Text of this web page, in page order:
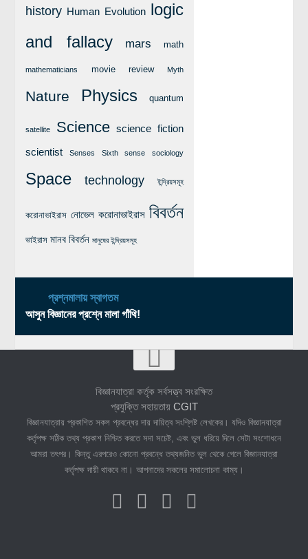
লজিক এবং ফ্যালাসি
রিভিউ (বই/মুভি/সিরিজ)
history Human Evolution logic
and fallacy
mars math
mathematicians movie review Myth
Nature Physics quantum
satellite Science science fiction
scientist Senses Sixth sense sociology
Space technology ইন্দ্রিয়সমূহ
করোনাভাইরাস নোভেল করোনাভাইরাস বিবর্তন
ভাইরাস মানব বিবর্তন মানুষের ইন্দ্রিয়সমূহ
প্রশ্নমালায় স্বাগতম
আসুন বিজ্ঞানের প্রশ্নে মালা গাঁথি!
বিজ্ঞানযাত্রা কর্তৃক সর্বসত্ত্ব সংরক্ষিত
প্রযুক্তি সহায়তায় CGIT
বিজ্ঞানযাত্রায় প্রকাশিত সকল প্রবন্ধের দায় দায়িত্ব সংশ্লিষ্ট লেখকের। যদিও বিজ্ঞানযাত্রা
কর্তৃপক্ষ সঠিক তথ্য প্রকাশ নিশ্চিত করতে সদা সচেষ্ট, এবং ভুল ধরিয়ে দিলে সেটা সংশোধনে
আমরা তৎপর। কিন্তু এরপরেও কোনো প্রবন্ধে তথ্যজনিত ভুল থেকে গেলে বিজ্ঞানযাত্রা
কর্তৃপক্ষ দায়ী থাকবে না। আপনাদের সকলের সমালোচনা কাম্য।